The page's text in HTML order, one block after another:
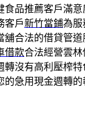
食品推薦客戶滿
客戶新竹當鋪為服
舖合法的借貸管
借款合法經營雲
轉沒有高利壓榨特
的急用現金週轉的